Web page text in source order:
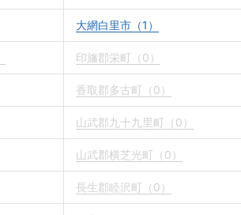
大網白里市（1）
印旛郡栄町（0）
香取郡多古町（0）
山武郡九十九里町（0）
山武郡横芝光町（0）
長生郡睦沢町（0）